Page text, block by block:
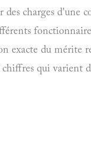
charges d'une
du mérite
qui varient